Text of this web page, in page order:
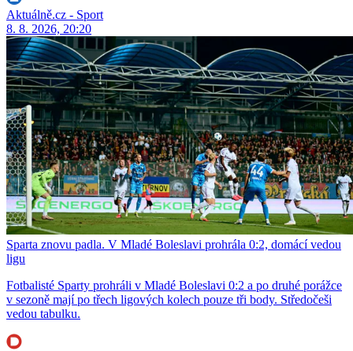
Aktuálně.cz - Sport
8. 8. 2026, 20:20
Sparta znovu padla. V Mladé Boleslavi prohrála 0:2, domácí vedou
ligu
Fotbalisté Sparty prohráli v Mladé Boleslavi 0:2 a po druhé porážce
v sezoně mají po třech ligových kolech pouze tři body. Středočeši
vedou tabulku.